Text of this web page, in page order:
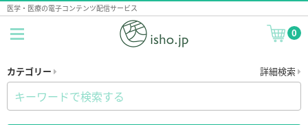
医学・医療の電子コンテンツ配信サービス
0
カテゴリー 詳細検索